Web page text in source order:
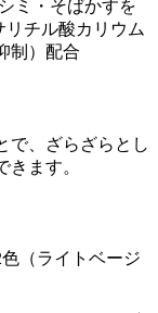
ミ・そばかすを
リチル酸カリウム
制）配合
で、ざらざらとし
ます。
（ライトベージ